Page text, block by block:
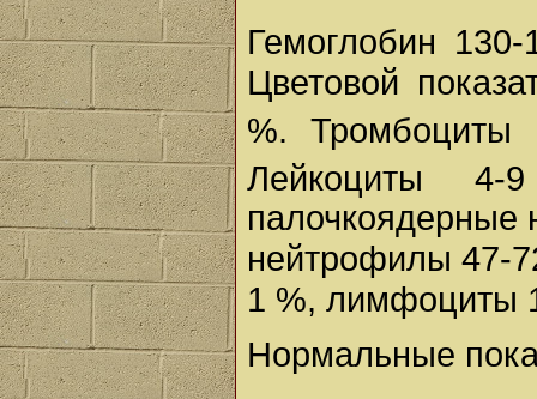
Гемоглобин
Цветовой
%.
Лейкоциты
палочкоядерные
нейтрофилы 47-
1 %, лимфоциты
Нормальные